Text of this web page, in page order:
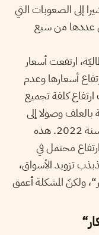
إلى الصعوبات التي
عددها من سبع
ارتفعت أسعار
أسعارها وعدم
ارتفاع كلفة تجميع
بالعلف وصولا إلى
نفقات التخزين، بمعدّل بلغ 11.6% في سنة 2022. هذه
محتمل في
تزويد الأسواق،
ولكنّ المشكلة أعمق